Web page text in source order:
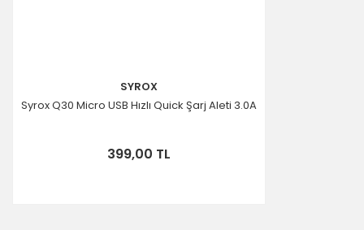
SYROX
Syrox Q30 Micro USB Hızlı Quick Şarj Aleti 3.0A
399,00 TL